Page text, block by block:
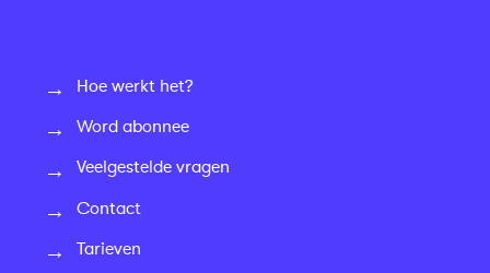
Hoe werkt het?
Word abonnee
Veelgestelde vragen
Contact
Tarieven